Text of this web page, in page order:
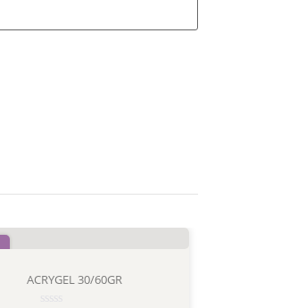
ACRYGEL 30/60GR